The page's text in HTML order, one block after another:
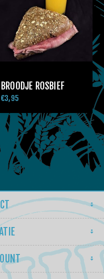
BROODJE ROSBIEF
€3,95